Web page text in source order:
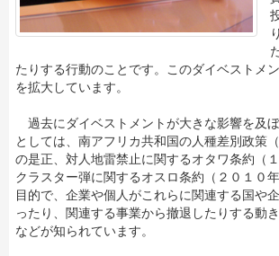
たりする行動のことです。このダイベストメ
を拡大しています。
過去にダイベストメントが大きな影響を及
としては、南アフリカ共和国の人種差別政策
の是正、対人地雷禁止に関するオタワ条約（
クラスター弾に関するオスロ条約（２０１０
目的で、企業や個人がこれらに関連する国や
ったり、関連する事業から撤退したりする動
などが知られています。